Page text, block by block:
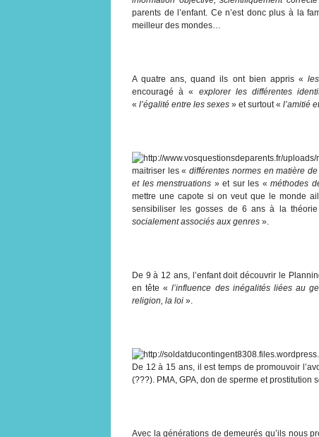
parents de l’enfant. Ce n’est donc plus à la
meilleur des mondes…
A quatre ans, quand ils ont bien appris «
encouragé à « explorer les différentes
« l’égalité entre les sexes » et surtout « l’amitié
maitriser les «différentes normes en matière
et les menstruations » et sur les «méthodes
mettre une capote si on veut que le monde
sensibiliser les gosses de 6 ans à la
socialement associés aux genres ».
De 9 à 12 ans, l’enfant doit découvrir le
en tête «l’influence des inégalités liées au
religion, la loi ».
De 12 à 15 ans, il est temps de promouvoir
(???). PMA, GPA, don de sperme et
Avec la générations de demeurés qu’ils nous